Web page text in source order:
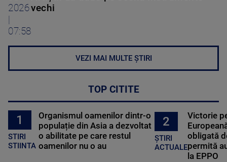
2026
07:58
vechi
VEZI MAI MULTE ȘTIRI
TOP CITITE
1
STIRI
STIINTA
Organismul oamenilor dintr-o
populație din Asia a dezvoltat
o abilitate pe care restul
oamenilor nu o au
2
ȘTIRI
ACTUALE
Victorie
obligată
permită
la EPPO